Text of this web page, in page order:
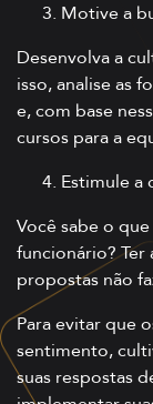
Motive a
Desenvolva a
isso, analise as
e, com base
cursos para a
Estimule a
Você sabe o
funcionário? Ter
propostas não
Para evitar que
sentimento,
suas respostas